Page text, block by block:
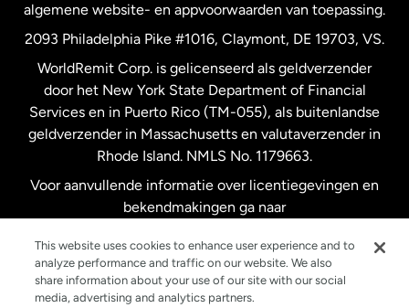
Verenigde Staten English
Verenigde Staten Español
Zweden
algemene website- en appvoorwaarden van toepassing.
2093 Philadelphia Pike #1016, Claymont, DE 19703, VS.
WorldRemit Corp. is gelicenseerd als geldverzender
door het New York State Department of Financial
Services en in Puerto Rico (TM-055), als buitenlandse
geldverzender in Massachusetts en valutaverzender in
Rhode Island. NMLS No. 1179663.
Voor aanvullende informatie over licentiegevingen en
bekendmakingen ga naar
This website uses cookies to enhance user experience and to
analyze performance and traffic on our website. We also
share information about your use of our site with our social
media, advertising and analytics partners.